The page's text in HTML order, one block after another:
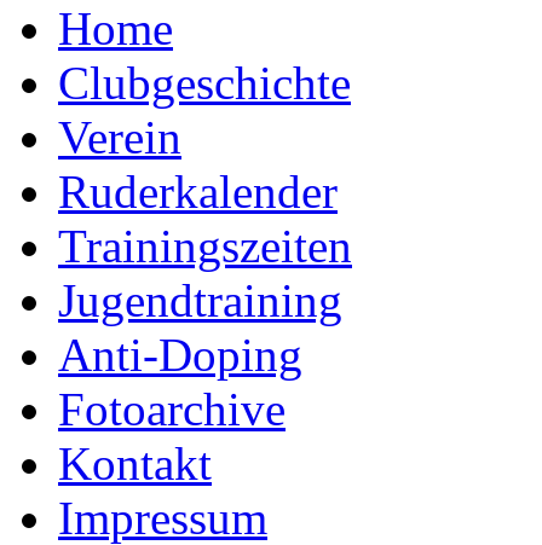
Home
Clubgeschichte
Verein
Ruderkalender
Trainingszeiten
Jugendtraining
Anti-Doping
Fotoarchive
Kontakt
Impressum